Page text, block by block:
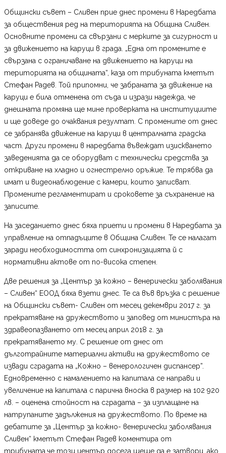
Общински съвет – Сливен прие днес промени в Наредбата
за обществения ред на територията на Община Сливен.
Основните промени са свързани с мерките за сигурност и
за движението на каруци в града. „Една от промените е
свързана с ограничаване на движението на каруци на
територията на общината“, каза от трибуната кметът
Стефан Радев. Той припомни, че забраната за движение на
каруци е била отменена от съда и изрази надежда, че
днешната промяна ще мине проверката на институциите
и ще доведе до очаквания резултат. С промените от днес
се забранява движение на каруци в централната градска
част. Други промени в наредбата въвеждат изискването
заведенията да се оборудват с технически средства за
откриване на хладно и огнестрелно оръжие. Те трябва да
имат и видеонаблюдение с камери, които записват.
Промените регламентират и сроковете за съхранение на
записите.
На заседанието днес бяха приети и промени в Наредбата за
управление на отпадъците в Община Сливен. Те се налагат
заради необходимостта от синхронизацията й с
нормативни актове от по-висока степен.
Две решения за „Център за кожно – венерически заболявания
– Сливен“ ЕООД бяха взети днес. Те са във връзка с решение
на Общински съвет- Сливен от месец декември 2017 г. за
прекратяване на дружеството и заповед от министъра на
здравеопазването от месец април 2018 г. за
прекратяването му. С решение от днес от
дълготрайните материални активи на дружеството се
извади сградата на „Кожно – венерологичен диспансер”.
Едновременно с намалението на капитала се направи и
увеличение на капитала с парична вноска в размер на 102 920
лв. – оценена стойност на сградата – за изплащане на
натрупаните задължения на дружеството. По време на
дебатите за „Център за кожно- венерически заболявания
Сливен“ кметът Стефан Радев коментира от
трибуната,че този център досега щеше да е затвори, ако